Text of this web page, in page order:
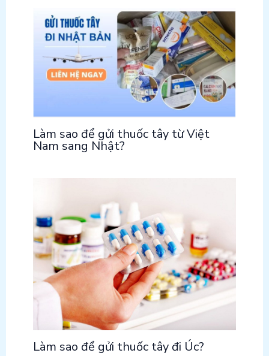
Làm sao để gửi thuốc tây từ Việt
Nam sang Nhật?
Làm sao để gửi thuốc tây đi Úc?